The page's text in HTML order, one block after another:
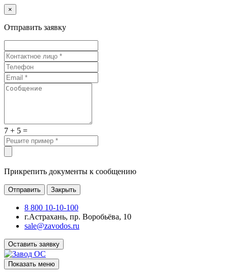
×
Отправить заявку
7 + 5 =
Прикрепить документы к сообщению
Отправить Закрыть
8 800 10-10-100
г.Астрахань, пр. Воробьёва, 10
sale@zavodos.ru
Оставить заявку
Показать меню